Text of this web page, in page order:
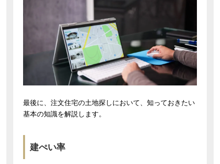
最後に、注文住宅の土地探しにおいて、知っておきたい
基本の知識を解説します。
建ぺい率